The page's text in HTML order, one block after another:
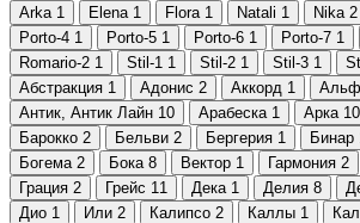
Arka 1 Elena 1 Flora 1 Natali 1 Nika 2
Porto-4 1 Porto-5 1 Porto-6 1 Porto-7 1
Romario-2 1 Stil-1 1 Stil-2 1 Stil-3 1
Абстракция 1 Адонис 2 Аккорд 1
Антик, Антик Лайн 10 Арабеска 1 Арка 10
Барокко 2 Бельви 2 Бергерия 1 Бинар
Богема 2 Бока 8 Вектор 1 Гармония 2
Грация 2 Грейс 11 Дека 1 Делия 8
Дио 1 Или 2 Калипсо 2 Каллы 1